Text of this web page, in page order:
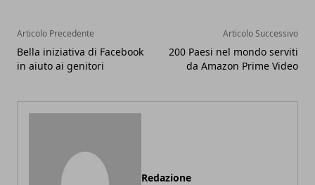
Articolo Precedente
Bella iniziativa di Facebook
in aiuto ai genitori
Articolo Successivo
200 Paesi nel mondo serviti
da Amazon Prime Video
Redazione